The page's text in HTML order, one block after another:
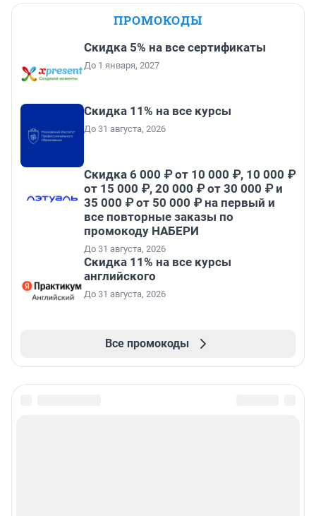
ПРОМОКОДЫ
Скидка 5% на все сертификаты
До 1 января, 2027
Скидка 11% на все курсы
До 31 августа, 2026
Скидка 6 000 ₽ от 10 000 ₽, 10 000 ₽
от 15 000 ₽, 20 000 ₽ от 30 000 ₽ и
35 000 ₽ от 50 000 ₽ на первый и
все повторные заказы по
промокоду НАБЕРИ
До 31 августа, 2026
Скидка 11% на все курсы
английского
До 31 августа, 2026
Все промокоды